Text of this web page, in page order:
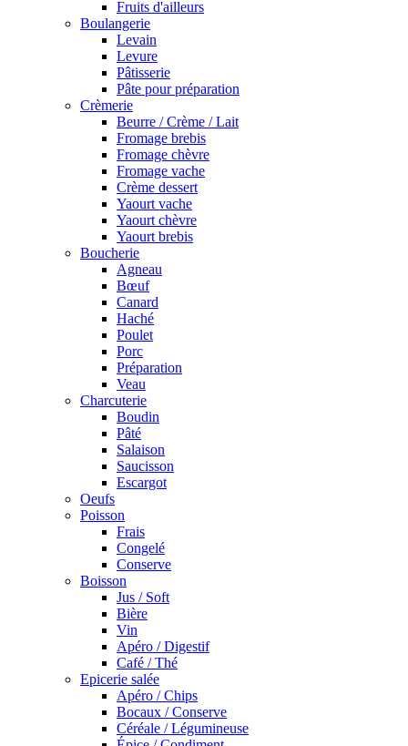
Fruits d'ailleurs
Boulangerie
Levain
Levure
Pâtisserie
Pâte pour préparation
Crèmerie
Beurre / Crème / Lait
Fromage brebis
Fromage chèvre
Fromage vache
Crème dessert
Yaourt vache
Yaourt chèvre
Yaourt brebis
Boucherie
Agneau
Bœuf
Canard
Haché
Poulet
Porc
Préparation
Veau
Charcuterie
Boudin
Pâté
Salaison
Saucisson
Escargot
Oeufs
Poisson
Frais
Congelé
Conserve
Boisson
Jus / Soft
Bière
Vin
Apéro / Digestif
Café / Thé
Epicerie salée
Apéro / Chips
Bocaux / Conserve
Céréale / Légumineuse